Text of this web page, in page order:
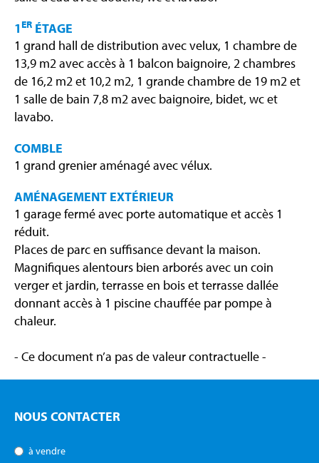
1 ER ÉTAGE
1 grand hall de distribution avec velux, 1 chambre de
13,9 m2 avec accès à 1 balcon baignoire, 2 chambres
de 16,2 m2 et 10,2 m2, 1 grande chambre de 19 m2 et
1 salle de bain 7,8 m2 avec baignoire, bidet, wc et
lavabo.
COMBLE
1 grand grenier aménagé avec vélux.
AMÉNAGEMENT EXTÉRIEUR
1 garage fermé avec porte automatique et accès 1
réduit.
Places de parc en suffisance devant la maison.
Magnifiques alentours bien arborés avec un coin
verger et jardin, terrasse en bois et terrasse dallée
donnant accès à 1 piscine chauffée par pompe à
chaleur.
- Ce document n’a pas de valeur contractuelle -
NOUS CONTACTER
à vendre